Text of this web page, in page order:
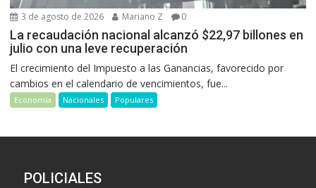
3 de agosto de 2026 Mariano Z 0
La recaudación nacional alcanzó $22,97 billones en
julio con una leve recuperación
El crecimiento del Impuesto a las Ganancias, favorecido por
cambios en el calendario de vencimientos, fue...
Economía Nacionales Populares
POLICIALES